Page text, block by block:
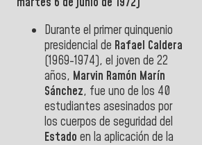
Durante el primer quinquenio
presidencial de Rafael Caldera
(1969-1974), el joven de 22
años, Marvin Ramón Marín
Sánchez, fue uno de los 40
estudiantes asesinados por
los cuerpos de seguridad del
Estado en la aplicación de la